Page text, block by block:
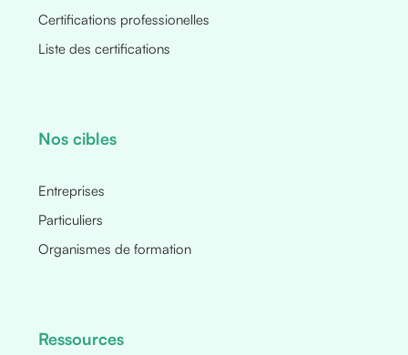
Certifications professionelles
Liste des certifications
Nos cibles
Entreprises
Particuliers
Organismes de formation
Ressources